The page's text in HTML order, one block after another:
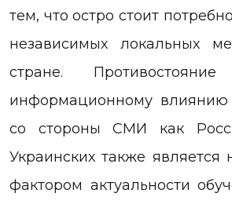
тем, что остро стоит
независимых локальных
стране. Противостояние
информационному
со стороны СМИ как
Украинских также
фактором актуальности